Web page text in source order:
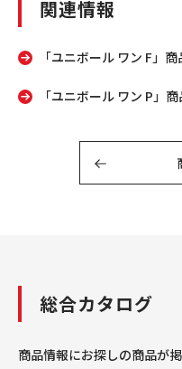
関連情報
「ユニボール ワン F」
「ユニボール ワン P」
総合カタログ
商品情報にお探しの商品が